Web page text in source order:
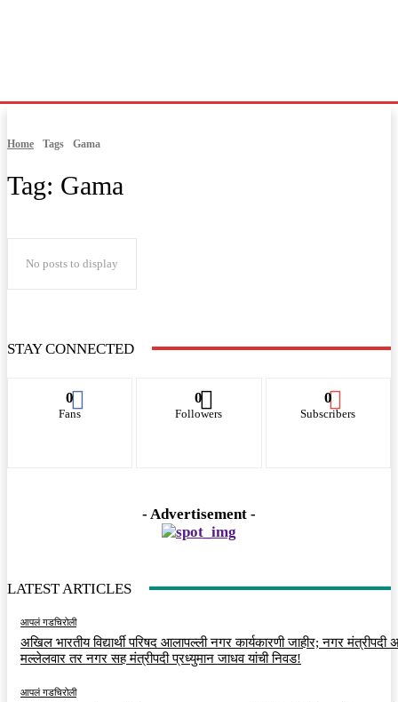
Home Tags Gama
Tag: Gama
No posts to display
STAY CONNECTED
0
Fans
0
Followers
0
Subscribers
- Advertisement -
LATEST ARTICLES
आपलं गडचिरोली
अखिल भारतीय विद्यार्थी परिषद आलापल्ली नगर कार्यकारणी जाहीर; नगर मंत्रीपदी
मल्लेलवार तर नगर सह मंत्रीपदी प्रध्युमान जाधव यांची निवड!
आपलं गडचिरोली